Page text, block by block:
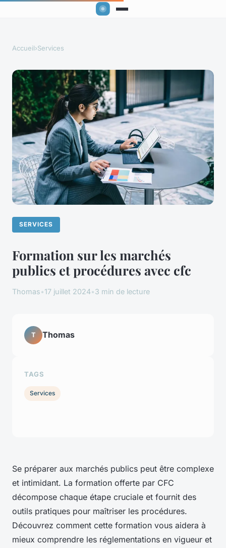
Accueil›Services
SERVICES
Formation sur les marchés
publics et procédures avec cfc
Thomas•17 juillet 2024•3 min de lecture
Se préparer aux marchés publics peut être complexe
et intimidant. La formation offerte par CFC
décompose chaque étape cruciale et fournit des
outils pratiques pour maîtriser les procédures.
Découvrez comment cette formation vous aidera à
mieux comprendre les réglementations en vigueur et
T Thomas
TAGS
Services